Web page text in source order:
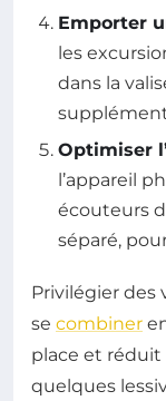
Emporter
les
dans la
Optimiser
l’appareil
écouteurs
séparé,
Privilégier
se combiner
place et réduit
quelques